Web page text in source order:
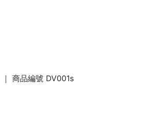
｜ 商品編號 DV001s